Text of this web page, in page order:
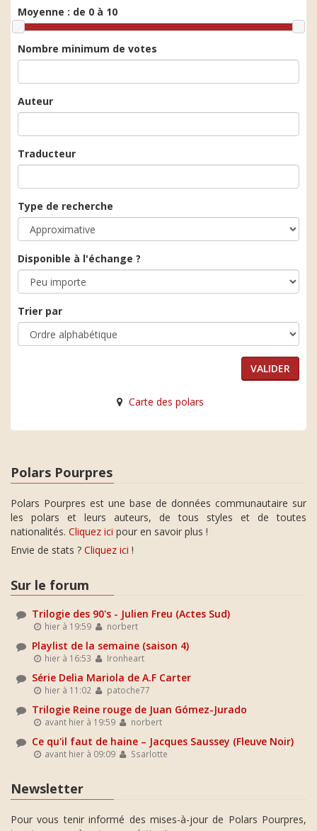
Moyenne : de 0 à 10
Nombre minimum de votes
Auteur
Traducteur
Type de recherche
Disponible à l'échange ?
Trier par
Carte des polars
Polars Pourpres
Polars Pourpres est une base de données communautaire sur
les polars et leurs auteurs, de tous styles et de toutes
nationalités. Cliquez ici pour en savoir plus !
Envie de stats ? Cliquez ici !
Sur le forum
Trilogie des 90's - Julien Freu (Actes Sud)
hier à 19:59 norbert
Playlist de la semaine (saison 4)
hier à 16:53 Ironheart
Série Delia Mariola de A.F Carter
hier à 11:02 patoche77
Trilogie Reine rouge de Juan Gómez-Jurado
avant hier à 19:59 norbert
Ce qu'il faut de haine – Jacques Saussey (Fleuve Noir)
avant hier à 09:09 Ssarlotte
Newsletter
Pour vous tenir informé des mises-à-jour de Polars Pourpres,